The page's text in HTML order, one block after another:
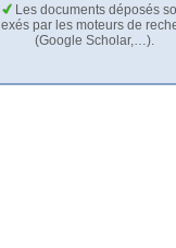
Les documents déposés
par les moteurs de
(Google Scholar,…).